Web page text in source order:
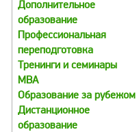
Дополнительное
образование
Профессиональная
переподготовка
Тренинги и семинары
MBA
Образование за рубежом
Дистанционное
образование